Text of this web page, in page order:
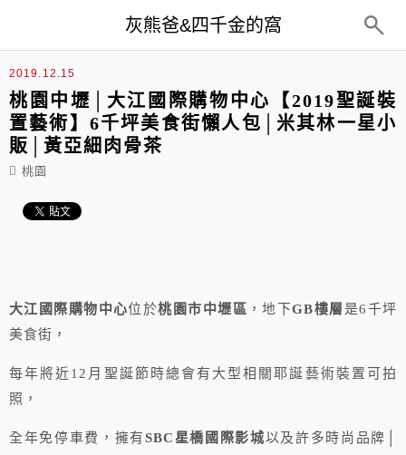
灰熊爸&四千金的窩
2019.12.15
桃園中壢│大江國際購物中心【2019聖誕裝
置藝術】6千坪美食街懶人包│米其林一星小
販│黃亞細肉骨茶
桃園
大江國際購物中心位於桃園市中壢區 ，地下GB樓層 是6千坪
美食街，
每年將近12月聖誕節時總會有大型相關耶誕藝術裝置可拍
照，
全年免停車費，擁有SBC星橋國際影城以及許多時尚品牌│